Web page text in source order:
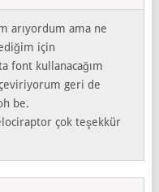
arıyordum ama ne
için
font kullanacağım
geri de
be.
çok teşekkür